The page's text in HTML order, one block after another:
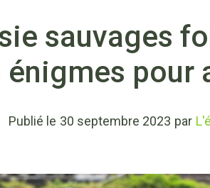
sauvages
pour
Publié le 30 septembre 2023 par